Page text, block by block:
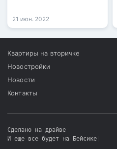
21 июн. 2022
Квартиры на вторичке
Новостройки
Новости
Контакты
Сделано на драйве
И еще все будет на Бейсике